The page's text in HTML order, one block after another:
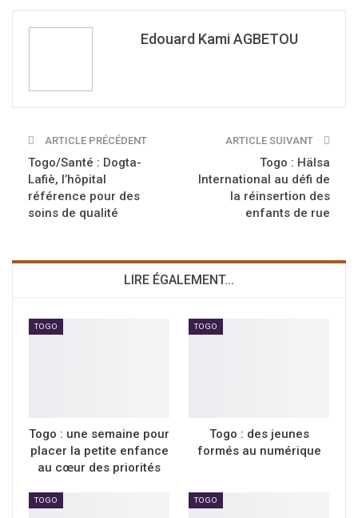
Edouard Kami AGBETOU
ARTICLE PRÉCÉDENT
Togo/Santé : Dogta-
Lafiè, l’hôpital
référence pour des
soins de qualité
ARTICLE SUIVANT
Togo : Hälsa
International au défi de
la réinsertion des
enfants de rue
LIRE ÉGALEMENT...
TOGO
Togo : une semaine pour
placer la petite enfance
au cœur des priorités
TOGO
Togo : des jeunes
formés au numérique
TOGO TOGO